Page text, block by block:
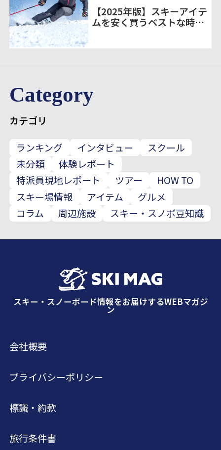
【2025年版】スキーアイテ
ムを安く買うベストな時期
Category
カテゴリ
ランキング
インタビュー
スクール
未分類
体験レポート
特派員現地レポート
ツアー
HOW TO
スキー場情報
アイテム
グルメ
コラム
周辺施設 スキー・スノボ豆知識
スキー・スノーボード情報をお届けするWEBマガジ
ン
会社概要
プライバシーポリシー
標識・約款
旅行条件書